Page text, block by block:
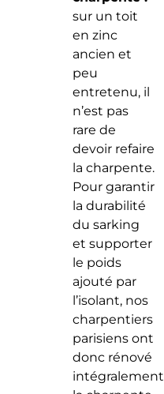
sur un toit
en zinc
ancien et
peu
entretenu, il
n’est pas
rare de
devoir refaire
la charpente.
Pour garantir
la durabilité
du sarking
et supporter
le poids
ajouté par
l’isolant, nos
charpentiers
parisiens ont
donc rénové
intégralement